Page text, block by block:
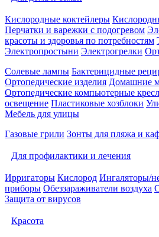
Кислородные коктейлеры
Перчатки и варежки с подогревом
красоты и здоровья по потребностям
Электропростыни Электрогрелки
Солевые лампы Бактерицидные
Ортопедические изделия Домашние
Ортопедические компьютерные
освещение Пластиковые хозблоки
Мебель для улицы
Газовые грили Зонты для пляжа и
Для профилактики и лечения
Ирригаторы Кислород Ингаляторы/
приборы Обеззараживатели воздуха
Защита от вирусов
Красота